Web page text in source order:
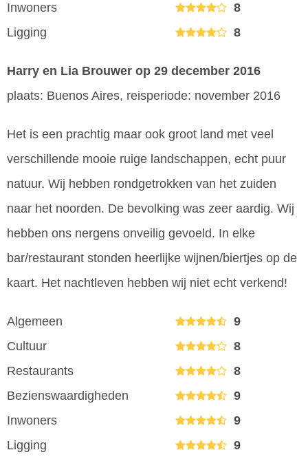
Inwoners
8
Ligging
8
Harry en Lia Brouwer op 29 december 2016
plaats: Buenos Aires, reisperiode: november 2016
Het is een prachtig maar ook groot land met veel
verschillende mooie ruige landschappen, echt puur
natuur. Wij hebben rondgetrokken van het zuiden
naar het noorden. De bevolking was zeer aardig. Wij
hebben ons nergens onveilig gevoeld. In elke
bar/restaurant stonden heerlijke wijnen/biertjes op de
kaart. Het nachtleven hebben wij niet echt verkend!
Algemeen
9
Cultuur
8
Restaurants
8
Bezienswaardigheden
9
Inwoners
9
Ligging
9